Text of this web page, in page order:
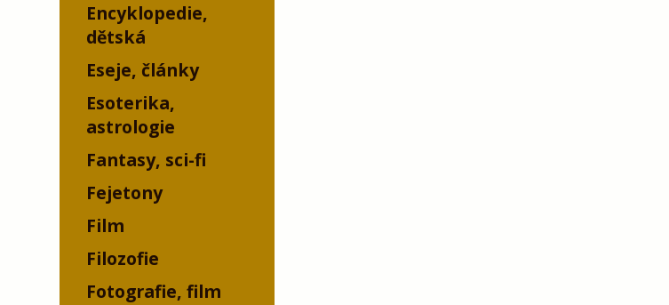
Encyklopedie,
dětská
Eseje, články
Esoterika,
astrologie
Fantasy, sci-fi
Fejetony
Film
Filozofie
Fotografie, film